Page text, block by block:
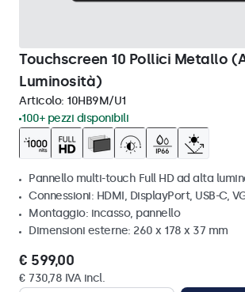
Touchscreen 10 Pollici Metallo
Luminosità)
Articolo: 10HB9M/U1
100+ pezzi disponibili
Pannello multi-touch Full HD ad alta
Connessioni: HDMI, DisplayPort, USB-C,
Montaggio: incasso, pannello
Dimensioni esterne: 260 x 178 x 37 mm
€ 599,00
€ 730,78 IVA incl.